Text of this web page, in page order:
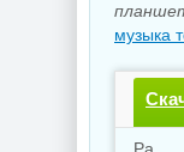
музыка